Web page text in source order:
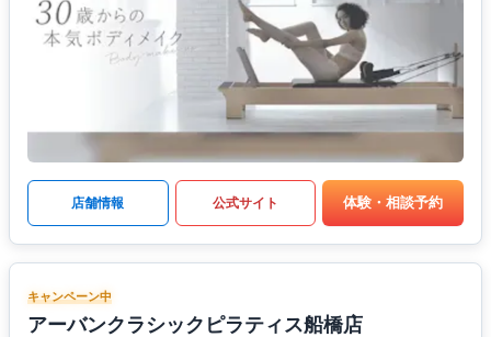
店舗情報 公式サイト 体験・相談予約
キャンペーン中
アーバンクラシックピラティス船橋店